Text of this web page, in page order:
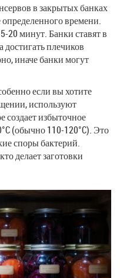
в закрытых банках
определенного времени.
20 минут. Банки ставят в
плечиков
иначе банки могут
если вы хотите
используют
создает избыточное
(обычно 110-120°C). Это
споры бактерий.
делает заготовки